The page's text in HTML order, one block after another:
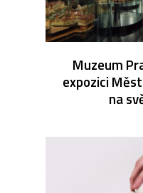
Muzeum
expozici
na